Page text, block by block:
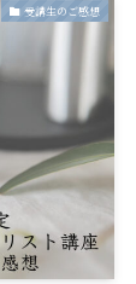
受講生のご感想